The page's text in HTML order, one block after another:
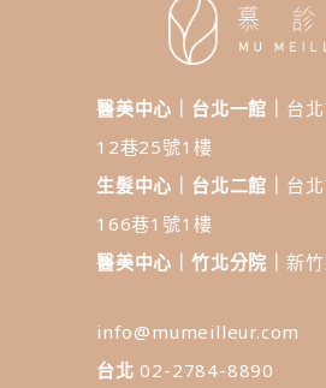
醫美中心｜台北一館｜ 台
12巷25號1樓
生髮中心｜台北二館｜ 台
166巷1號1樓
醫美中心｜竹北分院｜ 新
info@mumeilleur.com
台北 02-2784-8890